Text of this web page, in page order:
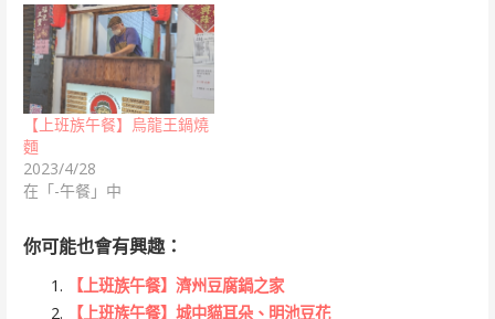
【上班族午餐】烏龍王鍋燒
麵
2023/4/28
在「-午餐」中
你可能也會有興趣：
【上班族午餐】濟州豆腐鍋之家
【上班族午餐】城中貓耳朵、明池豆花